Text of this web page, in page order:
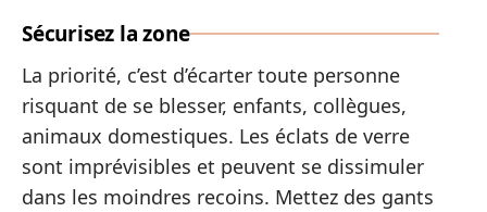
Sécurisez la zone
La priorité, c’est d’écarter toute personne
risquant de se blesser, enfants, collègues,
animaux domestiques. Les éclats de verre
sont imprévisibles et peuvent se dissimuler
dans les moindres recoins. Mettez des gants